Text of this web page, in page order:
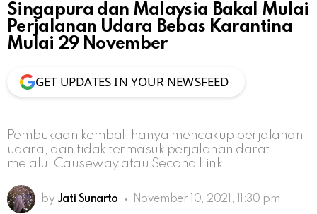
Singapura dan Malaysia Bakal Mulai
Perjalanan Udara Bebas Karantina
Mulai 29 November
GET UPDATES IN YOUR NEWSFEED
Pembukaan kembali hanya mencakup perjalanan
udara, dan tidak termasuk perjalanan darat
melalui Causeway atau Second Link.
by Jati Sunarto November 10, 2021, 11:30 pm